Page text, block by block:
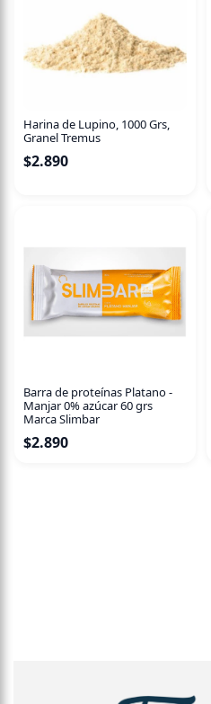
Harina de Lupino, 1000 Grs,
Granel Tremus
$2.890
Barra de proteínas Platano -
Manjar 0% azúcar 60 grs
Marca Slimbar
$2.890